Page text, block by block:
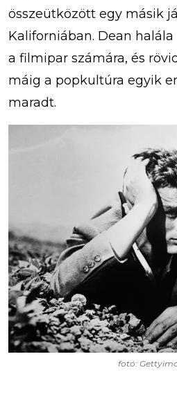
összeütközött egy másik
Kaliforniában. Dean
a filmipar számára, és
máig a popkultúra egyik
maradt.
fotó: